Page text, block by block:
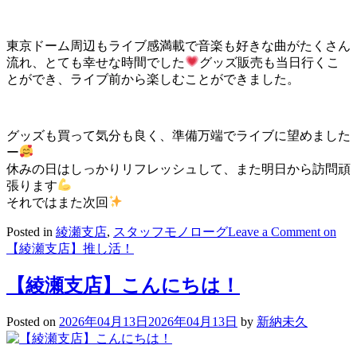
東京ドーム周辺もライブ感満載で音楽も好きな曲がたくさん
流れ、とても幸せな時間でした
グッズ販売も当日行くこ
とができ、ライブ前から楽しむことができました。
グッズも買って気分も良く、準備万端でライブに望めました
ー
休みの日はしっかりリフレッシュして、また明日から訪問頑
張ります
それではまた次回
Posted in 綾瀬支店, スタッフモノローグLeave a Comment on
【綾瀬支店】推し活！
【綾瀬支店】こんにちは！
Posted on 2026年04月13日 2026年04月13日 by 新納未久